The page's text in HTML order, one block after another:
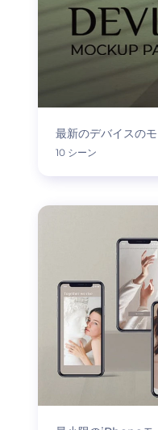
最新のデバイスの
10 シーン